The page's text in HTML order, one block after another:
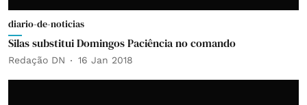
diario-de-noticias
Silas substitui Domingos Paciência no comando
Redação DN 16 Jan 2018